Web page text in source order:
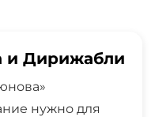
и Дирижабли
нужно для